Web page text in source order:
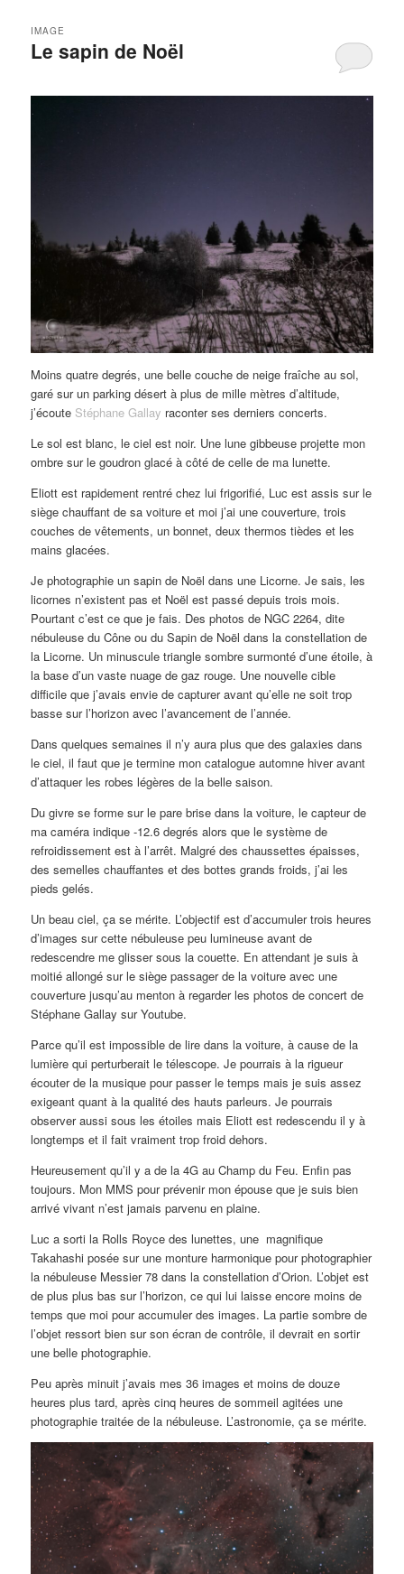
Le sapin de Noël
IMAGE
Moins quatre degrés, une belle couche de neige fraîche au sol,
garé sur un parking désert à plus de mille mètres d’altitude,
j’écoute Stéphane Gallay raconter ses derniers concerts.
Le sol est blanc, le ciel est noir. Une lune gibbeuse projette mon
ombre sur le goudron glacé à côté de celle de ma lunette.
Eliott est rapidement rentré chez lui frigorifié, Luc est assis sur le
siège chauffant de sa voiture et moi j’ai une couverture, trois
couches de vêtements, un bonnet, deux thermos tièdes et les
mains glacées.
Je photographie un sapin de Noël dans une Licorne. Je sais, les
licornes n’existent pas et Noël est passé depuis trois mois.
Pourtant c’est ce que je fais. Des photos de NGC 2264, dite
nébuleuse du Cône ou du Sapin de Noël dans la constellation de
la Licorne. Un minuscule triangle sombre surmonté d’une étoile, à
la base d’un vaste nuage de gaz rouge. Une nouvelle cible
difficile que j’avais envie de capturer avant qu’elle ne soit trop
basse sur l’horizon avec l’avancement de l’année.
Dans quelques semaines il n’y aura plus que des galaxies dans
le ciel, il faut que je termine mon catalogue automne hiver avant
d’attaquer les robes légères de la belle saison.
Du givre se forme sur le pare brise dans la voiture, le capteur de
ma caméra indique -12.6 degrés alors que le système de
refroidissement est à l’arrêt. Malgré des chaussettes épaisses,
des semelles chauffantes et des bottes grands froids, j’ai les
pieds gelés.
Un beau ciel, ça se mérite. L’objectif est d’accumuler trois heures
d’images sur cette nébuleuse peu lumineuse avant de
redescendre me glisser sous la couette. En attendant je suis à
moitié allongé sur le siège passager de la voiture avec une
couverture jusqu’au menton à regarder les photos de concert de
Stéphane Gallay sur Youtube.
Parce qu’il est impossible de lire dans la voiture, à cause de la
lumière qui perturberait le télescope. Je pourrais à la rigueur
écouter de la musique pour passer le temps mais je suis assez
exigeant quant à la qualité des hauts parleurs. Je pourrais
observer aussi sous les étoiles mais Eliott est redescendu il y à
longtemps et il fait vraiment trop froid dehors.
Heureusement qu’il y a de la 4G au Champ du Feu. Enfin pas
toujours. Mon MMS pour prévenir mon épouse que je suis bien
arrivé vivant n’est jamais parvenu en plaine.
Luc a sorti la Rolls Royce des lunettes, une magnifique
Takahashi posée sur une monture harmonique pour photographier
la nébuleuse Messier 78 dans la constellation d’Orion. L’objet est
de plus plus bas sur l’horizon, ce qui lui laisse encore moins de
temps que moi pour accumuler des images. La partie sombre de
l’objet ressort bien sur son écran de contrôle, il devrait en sortir
une belle photographie.
Peu après minuit j’avais mes 36 images et moins de douze
heures plus tard, après cinq heures de sommeil agitées une
photographie traitée de la nébuleuse. L’astronomie, ça se mérite.